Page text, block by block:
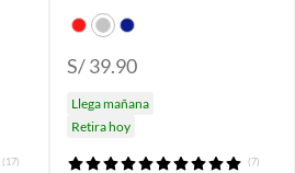
(17)
S/ 39.90
Llega mañana
Retira hoy
(7)